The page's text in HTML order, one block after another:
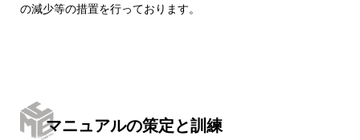
の減少等の措置を行っております。
マニュアルの策定と訓練